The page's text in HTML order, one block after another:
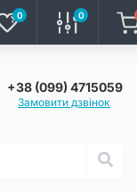
0 0
+38 (099) 4715059
Замовити дзвінок